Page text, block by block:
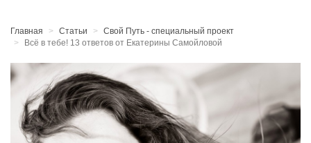
Главная Статьи
Свой Путь - специальный проект
Всё в тебе! 13 ответов от Екатерины Самойловой